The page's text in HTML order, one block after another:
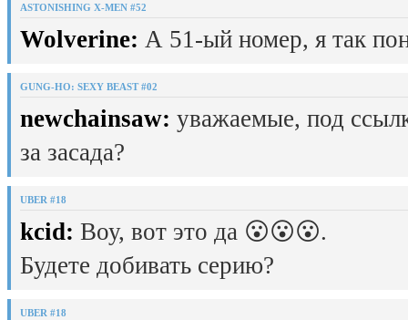
ASTONISHING X-MEN #52
Wolverine: А 51-ый номер, я так
GUNG-HO: SEXY BEAST #02
newchainsaw: уважаемые, под
за засада?
UBER #18
kcid: Воу, вот это да 😮😮😮.
Будете добивать серию?
UBER #18